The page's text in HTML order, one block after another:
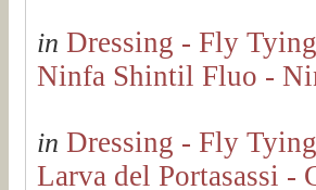
in Dressing - Fly Tying
Ninfa Shintil Fluo -
in Dressing - Fly Tying
Larva del Portasassi -